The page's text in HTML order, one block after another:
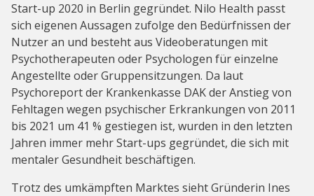
Start-up 2020 in Berlin gegründet. Nilo Health passt
sich eigenen Aussagen zufolge den Bedürfnissen der
Nutzer an und besteht aus Videoberatungen mit
Psychotherapeuten oder Psychologen für einzelne
Angestellte oder Gruppensitzungen. Da laut
Psychoreport der Krankenkasse DAK der Anstieg von
Fehltagen wegen psychischer Erkrankungen von 2011
bis 2021 um 41 % gestiegen ist, wurden in den letzten
Jahren immer mehr Start-ups gegründet, die sich mit
mentaler Gesundheit beschäftigen.
Trotz des umkämpften Marktes sieht Gründerin Ines